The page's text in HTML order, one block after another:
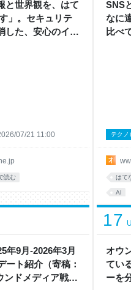
と世界観を、はて
」。セキュリテ
した、安心のイン
07/21 11:00
読む
SNS
なに
比べ
テクノ
はて
AI
年9月-2026年3月
ート紹介（寄稿：
ンドメディア戦略
オウ
てい
ーを
17